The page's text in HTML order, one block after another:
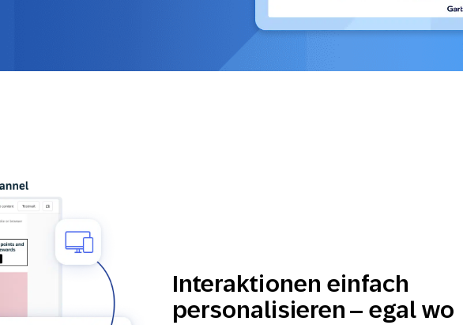
Interaktionen einfach
personalisieren – egal wo